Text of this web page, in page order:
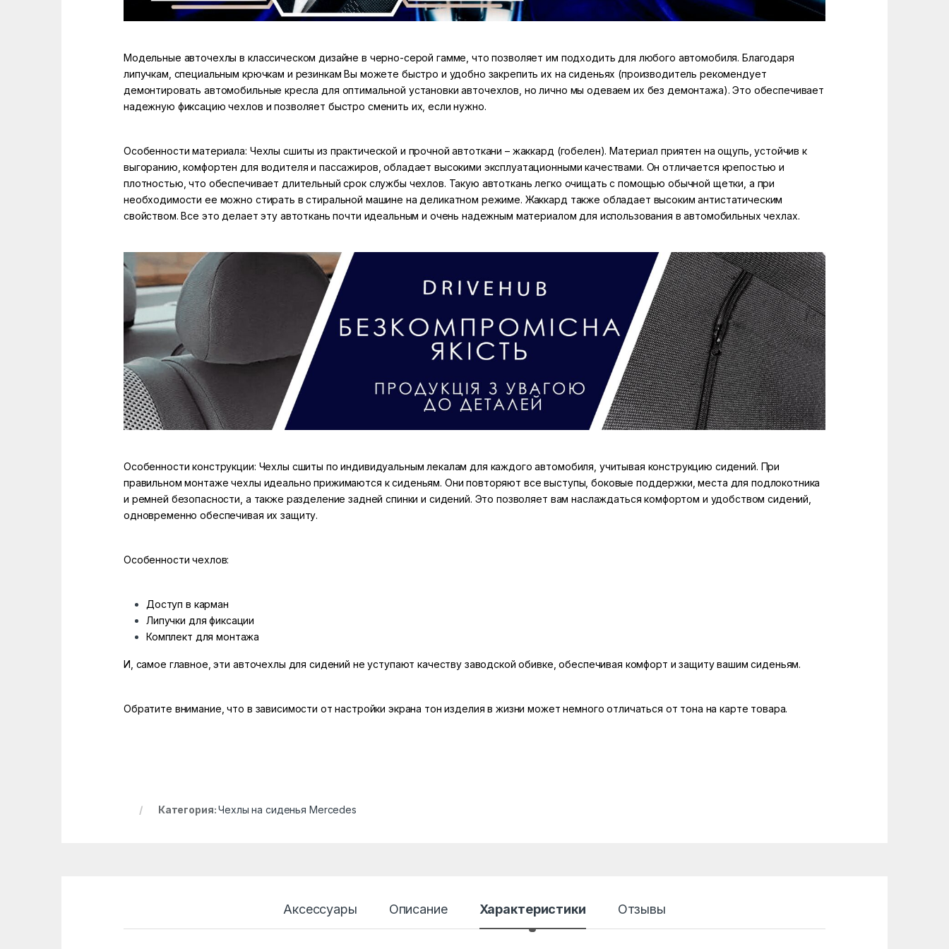
Модельные авточехлы в классическом дизайне в черно-серой гамме, что позволяет им подходить для любого автомобиля. Благодаря
липучкам, специальным крючкам и резинкам Вы можете быстро и удобно закрепить их на сиденьях (производитель рекомендует
демонтировать автомобильные кресла для оптимальной установки авточехлов, но лично мы одеваем их без демонтажа). Это обеспечивает
надежную фиксацию чехлов и позволяет быстро сменить их, если нужно.
Особенности материала: Чехлы сшиты из практической и прочной автоткани – жаккард (гобелен). Материал приятен на ощупь, устойчив к
выгоранию, комфортен для водителя и пассажиров, обладает высокими эксплуатационными качествами. Он отличается крепостью и
плотностью, что обеспечивает длительный срок службы чехлов. Такую автоткань легко очищать с помощью обычной щетки, а при
необходимости ее можно стирать в стиральной машине на деликатном режиме. Жаккард также обладает высоким антистатическим
свойством. Все это делает эту автоткань почти идеальным и очень надежным материалом для использования в автомобильных чехлах.
Особенности конструкции: Чехлы сшиты по индивидуальным лекалам для каждого автомобиля, учитывая конструкцию сидений. При
правильном монтаже чехлы идеально прижимаются к сиденьям. Они повторяют все выступы, боковые поддержки, места для подлокотника
и ремней безопасности, а также разделение задней спинки и сидений. Это позволяет вам наслаждаться комфортом и удобством сидений,
одновременно обеспечивая их защиту.
Особенности чехлов:
Доступ в карман
Липучки для фиксации
Комплект для монтажа
И, самое главное, эти авточехлы для сидений не уступают качеству заводской обивке, обеспечивая комфорт и защиту вашим сиденьям.
Обратите внимание, что в зависимости от настройки экрана тон изделия в жизни может немного отличаться от тона на карте товара.
Категория:Чехлы на сиденья Mercedes
Аксессуары Описание Характеристики Отзывы